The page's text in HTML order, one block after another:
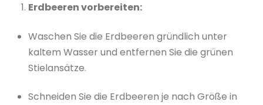
Erdbeeren vorbereiten:
Waschen Sie die Erdbeeren gründlich unter
kaltem Wasser und entfernen Sie die grünen
Stielansätze.
Schneiden Sie die Erdbeeren je nach Größe in